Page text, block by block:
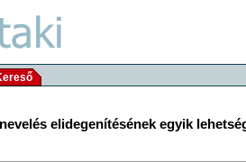
elidegenítésének egyik